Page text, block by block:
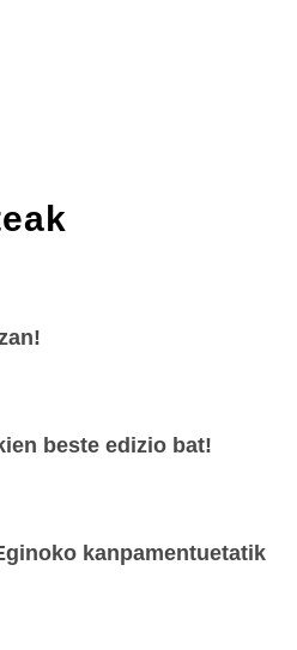
beste edizio bat!
kanpamentuetatik